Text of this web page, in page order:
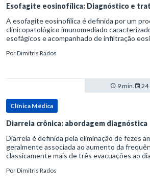
Esofagite eosinofílica: Diagnóstico e
A esofagite eosinofílica é definida por um
clinicopatológico imunomediado
esofágicos e acompanhado de infiltração
refluxo gastr
PorDimitris Rados
9 min. 24
Clínica Médica
Diarreia crônica: abordagem diagnóstica
Diarreia é definida pela eliminação de fezes
geralmente associada ao aumento da
classicamente mais de três evacuações ao
PorDimitris Rados